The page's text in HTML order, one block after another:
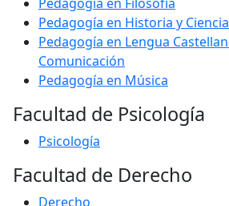
Pedagogía en Historia y
Pedagogía en Lengua
Comunicación
Pedagogía en Música
Facultad de Psicología
Psicología
Facultad de Derecho
Derecho